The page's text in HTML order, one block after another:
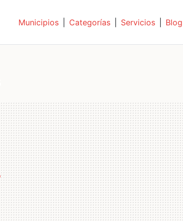
Municipios Categorías Servicios Blog